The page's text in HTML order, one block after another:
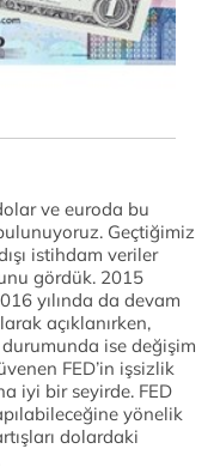
ve euroda bu
Geçtiğimiz
istihdam veriler
gördük. 2015
yılında da devam
açıklanırken,
ise değişim
FED’in işsizlik
iyi bir seyirde. FED
yönelik
dolardaki